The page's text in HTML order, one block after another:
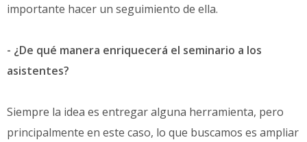
importante hacer un seguimiento de ella.
- ¿De qué manera enriquecerá el seminario a los
asistentes?
Siempre la idea es entregar alguna herramienta, pero
principalmente en este caso, lo que buscamos es ampliar